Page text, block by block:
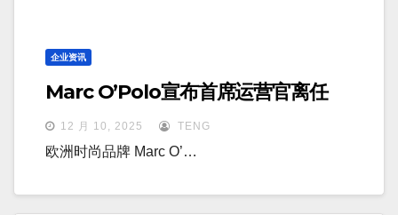
企业资讯
Marc O’Polo宣布首席运营官离任
12 月 10, 2025 TENG
欧洲时尚品牌 Marc O’…